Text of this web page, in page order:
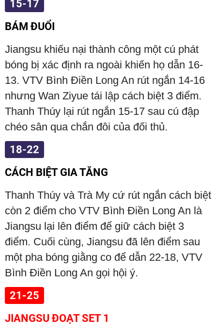
15-17
BÁM ĐUỔI
Jiangsu khiếu nại thành công một cú phát
bóng bị xác định ra ngoài khiến họ dẫn 16-
13. VTV Bình Điền Long An rút ngắn 14-16
nhưng Wan Ziyue tái lập cách biệt 3 điểm.
Thanh Thúy lại rút ngắn 15-17 sau cú đập
chéo sân qua chắn đôi của đối thủ.
18-22
CÁCH BIỆT GIA TĂNG
Thanh Thúy và Trà My cứ rút ngắn cách biệt
còn 2 điểm cho VTV Bình Điền Long An là
Jiangsu lại lên điểm để giữ cách biệt 3
điểm. Cuối cùng, Jiangsu đã lên điểm sau
một pha bóng giằng co để dẫn 22-18, VTV
Bình Điền Long An gọi hội ý.
21-25
JIANGSU ĐOẠT SET 1